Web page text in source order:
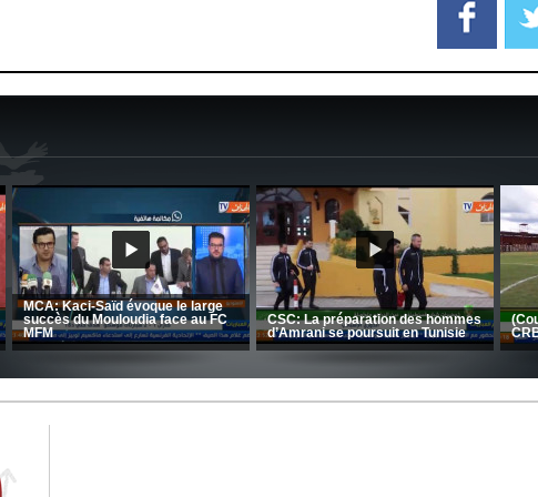
Le
et
Entretien avec Moulay Haddou
CRB: Entretien avec Toufik
Korichi